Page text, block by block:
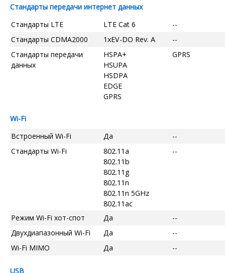
Стандарты передачи интернет данных
Стандарты LTE
LTE Cat 6
--
Стандарты CDMA2000
1xEV-DO Rev. A
--
Стандарты передачи
данных
HSPA+
HSUPA
HSDPA
EDGE
GPRS
GPRS
Wi-Fi
Встроенный Wi-Fi
Да
--
Стандарты Wi-Fi
802.11a
802.11b
802.11g
802.11n
802.11n 5GHz
802.11ac
--
Режим Wi-Fi хот-спот Да
--
Двухдиапазонный Wi-Fi
Да
--
Wi-Fi MIMO
Да --
USB